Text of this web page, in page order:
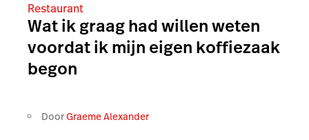
Restaurant
Wat ik graag had willen weten
voordat ik mijn eigen koffiezaak
begon
DoorGraeme Alexander